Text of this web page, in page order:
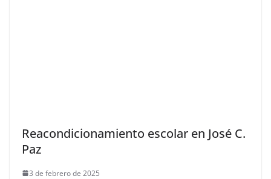
Reacondicionamiento escolar en José C.
Paz
3 de febrero de 2025